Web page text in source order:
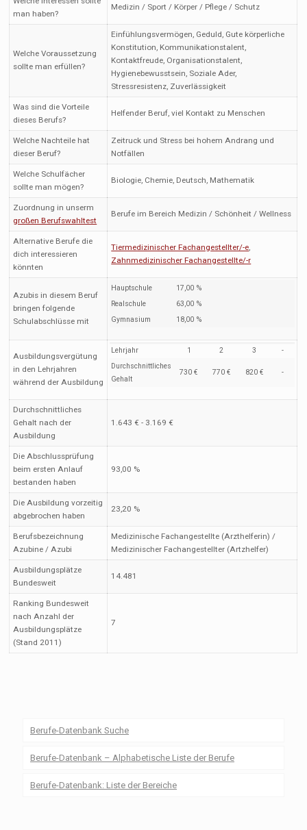
man haben?
Medizin / Sport / Körper / Pflege / Schutz
Welche Voraussetzung
sollte man erfüllen?
Einfühlungsvermögen, Geduld, Gute körperliche
Konstitution, Kommunikationstalent,
Kontaktfreude, Organisationstalent,
Hygienebewusstsein, Soziale Ader,
Stressresistenz, Zuverlässigkeit
Was sind die Vorteile
dieses Berufs?
Helfender Beruf, viel Kontakt zu Menschen
Welche Nachteile hat
dieser Beruf?
Zeitruck und Stress bei hohem Andrang und
Notfällen
Welche Schulfächer
sollte man mögen?
Biologie, Chemie, Deutsch, Mathematik
Zuordnung in unserm
großen Berufswahltest
Berufe im Bereich Medizin / Schönheit / Wellness
Alternative Berufe die
dich interessieren
könnten
Tiermedizinischer Fachangestellter/-e,
Zahnmedizinischer Fachangestellte/-r
Azubis in diesem Beruf
bringen folgende
Schulabschlüsse mit
Hauptschule
17,00 %
Realschule
63,00 %
Gymnasium
18,00 %
Ausbildungsvergütung
in den Lehrjahren
während der Ausbildung
Lehrjahr 1 2 3
-
Durchschnittliches
Gehalt
730 € 770 € 820 € -
Durchschnittliches
Gehalt nach der
Ausbildung
1.643 € - 3.169 €
Die Abschlussprüfung
beim ersten Anlauf
bestanden haben
93,00 %
Die Ausbildung vorzeitig
abgebrochen haben
23,20 %
Berufsbezeichnung
Azubine / Azubi
Medizinische Fachangestellte (Arzthelferin) /
Medizinischer Fachangestellter (Artzhelfer)
Ausbildungsplätze
Bundesweit
14.481
Ranking Bundesweit
nach Anzahl der
Ausbildungsplätze
(Stand 2011)
7
Berufe-Datenbank Suche
Berufe-Datenbank – Alphabetische Liste der Berufe
Berufe-Datenbank: Liste der Bereiche